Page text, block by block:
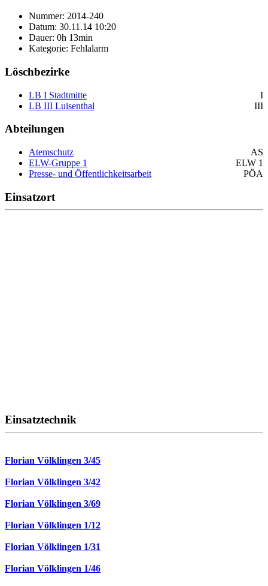
Nummer: 2014-240
Datum: 30.11.14 10:20
Dauer: 0h 13min
Kategorie: Fehlalarm
Löschbezirke
LB I Stadtmitte
I
LB III Luisenthal
III
Abteilungen
Atemschutz
AS
ELW-Gruppe 1
ELW 1
Presse- und Öffentlichkeitsarbeit
PÖA
Einsatzort
Einsatztechnik
Florian Völklingen 3/45
Florian Völklingen 3/42
Florian Völklingen 3/69
Florian Völklingen 1/12
Florian Völklingen 1/31
Florian Völklingen 1/46